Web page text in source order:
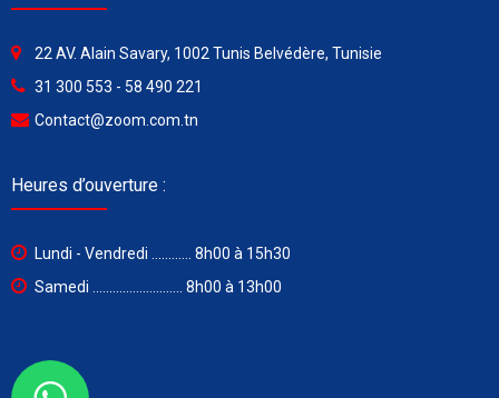
22 AV. Alain Savary, 1002 Tunis Belvédère, Tunisie
31 300 553 - 58 490 221
Contact@zoom.com.tn
Heures d’ouverture :
Lundi - Vendredi ............ 8h00 à 15h30
Samedi ........................... 8h00 à 13h00